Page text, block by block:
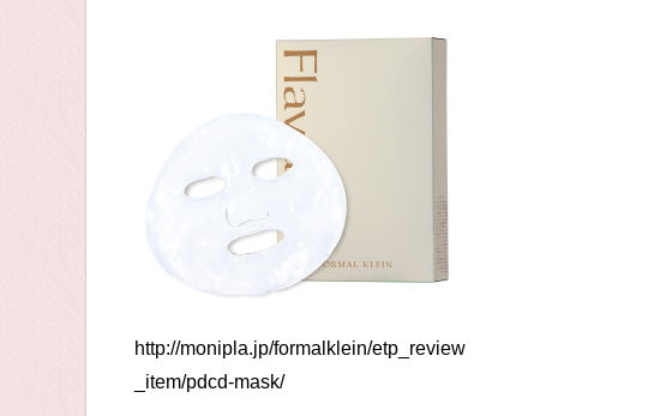
http://monipla.jp/formalklein/etp_review
_item/pdcd-mask/